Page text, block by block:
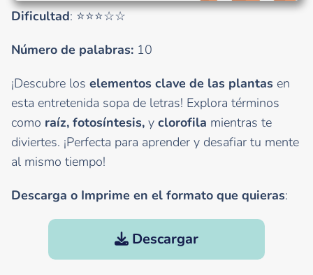
Dificultad: ⭐⭐⭐☆☆
Número de palabras: 10
¡Descubre los elementos clave de las plantas en
esta entretenida sopa de letras! Explora términos
como raíz, fotosíntesis, y clorofila mientras te
diviertes. ¡Perfecta para aprender y desafiar tu mente
al mismo tiempo!
Descarga o Imprime en el formato que quieras:
Descargar